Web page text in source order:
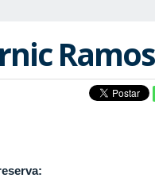
Ramos